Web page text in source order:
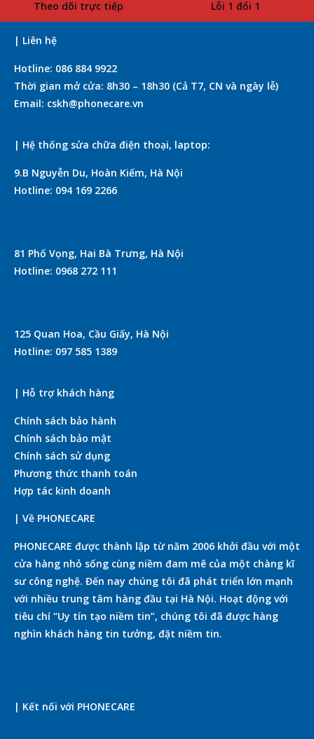
Theo dõi trực tiếp Lỗi 1 đổi 1
| Liên hệ
Hotline: 086 884 9922
Thời gian mở cửa: 8h30 – 18h30 (Cả T7, CN và ngày lễ)
Email: cskh@phonecare.vn
| Hệ thống sửa chữa điện thoại, laptop:
9.B Nguyễn Du, Hoàn Kiếm, Hà Nội
Hotline: 094 169 2266
81 Phố Vọng, Hai Bà Trưng, Hà Nội
Hotline: 0968 272 111
125 Quan Hoa, Cầu Giấy, Hà Nội
Hotline: 097 585 1389
| Hỗ trợ khách hàng
Chính sách bảo hành
Chính sách bảo mật
Chính sách sử dụng
Phương thức thanh toán
Hợp tác kinh doanh
| Về PHONECARE
PHONECARE được thành lập từ năm 2006 khởi đầu với một
cửa hàng nhỏ sống cùng niềm đam mê của một chàng kĩ
sư công nghệ. Đến nay chúng tôi đã phát triển lớn mạnh
với nhiều trung tâm hàng đầu tại Hà Nội. Hoạt động với
tiêu chí “Uy tín tạo niềm tin”, chúng tôi đã được hàng
nghìn khách hàng tin tưởng, đặt niềm tin.
| Kết nối với PHONECARE